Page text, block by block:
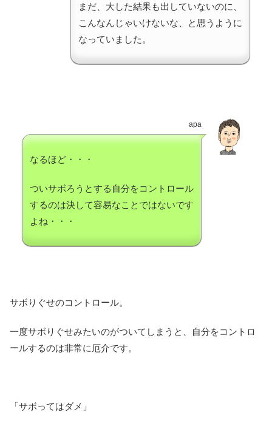
まだ、大した結果も出していないのに、
こんなんじゃいけないな、と思うように
なっていました。
apa
なるほど・・・
ついサボろうとする自分をコントロール
するのは決して容易なことではないです
よね・・・
サボりぐせのコントロール。
一度サボりぐせみたいのがついてしまうと、自分をコントロ
ールするのは非常に厄介です。
「サボってはダメ」